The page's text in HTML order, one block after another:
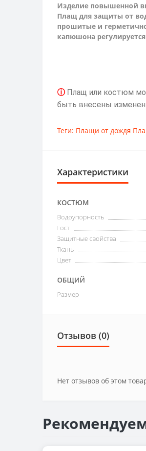
Изделие повышенной
Плащ для защиты от
прошитые и
капюшона
ⓘПлащ или костюм
быть внесены
Теги: Плащи от дождя
Характеристики
КОСТЮМ
Водоупорность
Гост
Защитные свойства
Ткань
Цвет
ОБЩИЙ
Размер
Отзывов (0)
Нет отзывов об этом